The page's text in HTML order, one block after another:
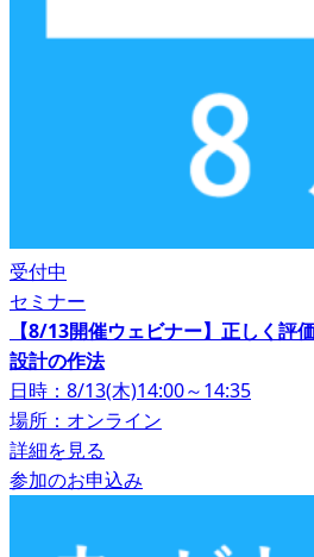
受付中
セミナー
【8/13開催ウェビナー】正しく評
設計の作法
日時：8/13(木)14:00～14:35
場所：オンライン
詳細を見る
参加のお申込み